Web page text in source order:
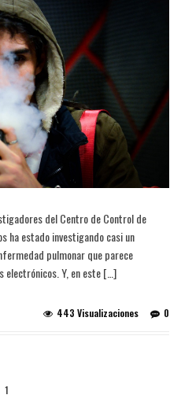
del Centro de Control de
ha estado investigando casi un
pulmonar que parece
electrónicos. Y, en este […]
0
443 Visualizaciones
1